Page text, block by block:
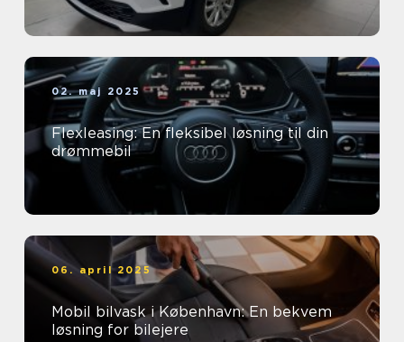
02. maj 2025
Flexleasing: En fleksibel løsning til din
drømmebil
06. april 2025
Mobil bilvask i København: En bekvem
løsning for bilejere